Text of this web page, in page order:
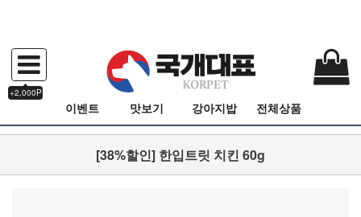
+2,000P
이벤트 맛보기 강아지밥 전체상품
[38%할인] 한입트릿 치킨 60g